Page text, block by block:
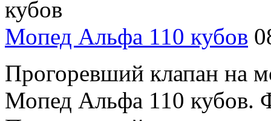
Мопед Альфа 110 кубов
Прогоревший клапан на
Мопед Альфа 110 кубов.